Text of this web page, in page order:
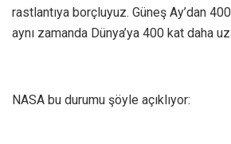
rastlantıya borçluyuz. Güneş Ay’dan
aynı zamanda Dünya’ya 400 kat daha
NASA bu durumu şöyle açıklıyor: